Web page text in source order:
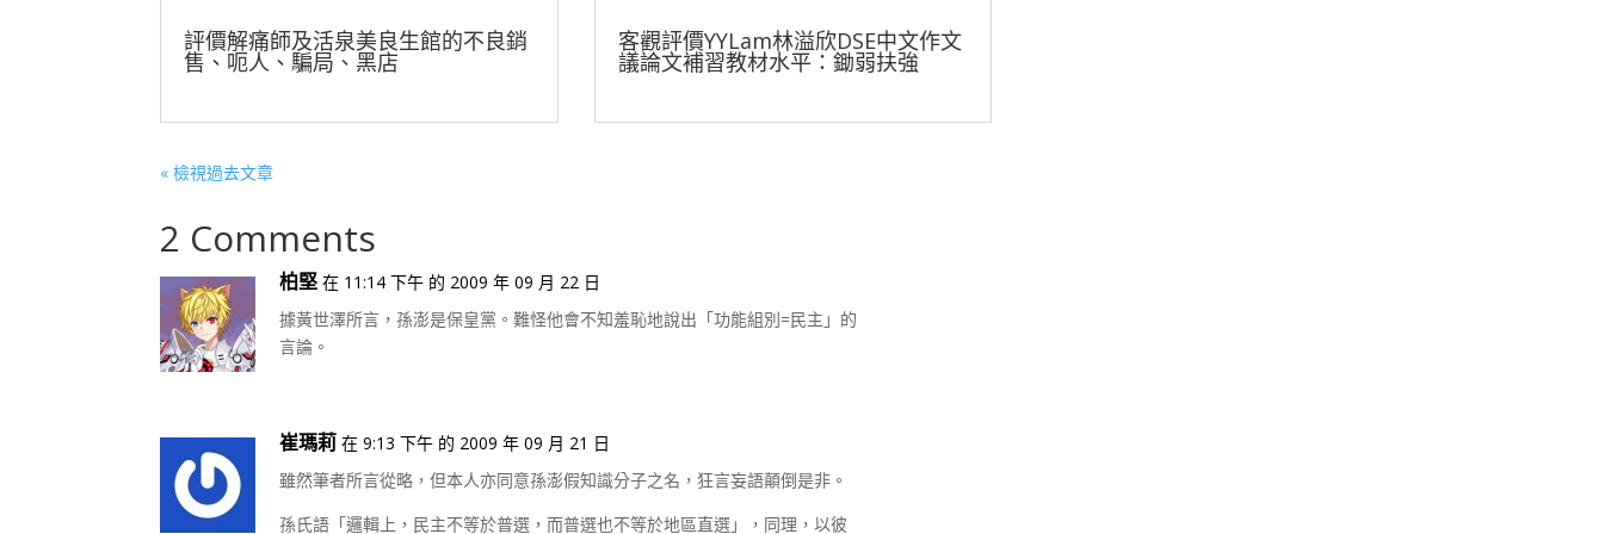
評價解痛師及活泉美良生館的不良銷
售、呃人、騙局、黑店
客觀評價YYLam林溢欣DSE中文作文
議論文補習教材水平：鋤弱扶強
« 檢視過去文章
2 Comments
柏堅 在 11:14 下午 的 2009 年 09 月 22 日
據黃世澤所言，孫澎是保皇黨。難怪他會不知羞恥地說出「功能組別=民主」的
言論。
崔瑪莉 在 9:13 下午 的 2009 年 09 月 21 日
雖然筆者所言從略，但本人亦同意孫澎假知識分子之名，狂言妄語顛倒是非。
孫氏語「邏輯上，民主不等於普選，而普選也不等於地區直選」，同理，以彼